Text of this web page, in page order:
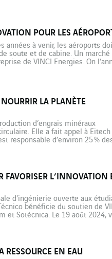
POUR LES
années à venir, les aéroports
soute et de cabine. Un marché
de VINCI Energies. On
LA PLANÈTE
d’engrais minéraux
Elle a fait appel à Eitech
responsable d’environ 25 %
L’INNOVATION
d’ingénierie ouverte aux
bénéficie du soutien de
et Sotécnica. Le 19 août 2024,
RESSOURCE EN EAU